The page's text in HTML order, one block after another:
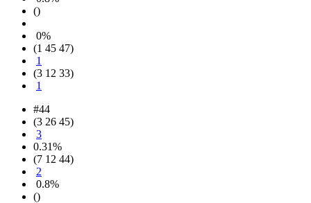
()
0%
(1 45 47)
1
(3 12 33)
1
#44
(3 26 45)
3
0.31%
(7 12 44)
2
0.8%
()